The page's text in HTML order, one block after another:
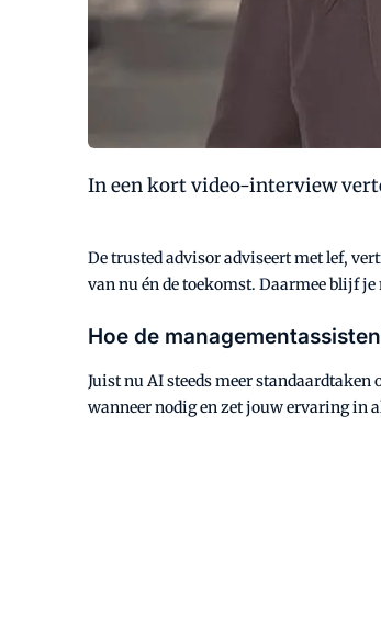
In een kort video-interview
De trusted advisor adviseert met lef,
van nu én de toekomst. Daarmee blijf
Hoe de
Juist nu AI steeds meer
wanneer nodig en zet jouw ervaring in